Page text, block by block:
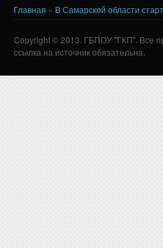
Вы здесь
Главная » В Самарской области
Copyright © 2013. ГБПОУ "ГКП". Все
ссылка на источник обязательна.